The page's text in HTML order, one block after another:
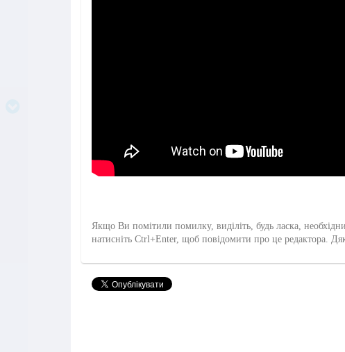
Якщо Ви помітили помилку, виділіть, будь ласка,
натисніть Ctrl+Enter, щоб повідомити про це редактора.